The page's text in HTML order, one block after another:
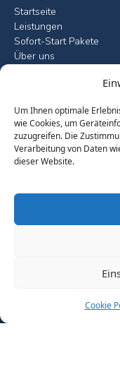
Um Ihnen optimale
wie Cookies, um
zuzugreifen. Die
Verarbeitung von Daten
dieser Website.
Cookie
Startseite
Leistungen
Sofort-Start Pakete
Über uns
Leistungen
Microsoft 365